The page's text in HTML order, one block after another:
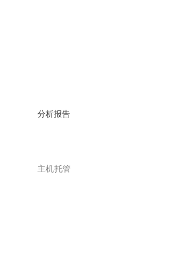
分析报告
主机托管